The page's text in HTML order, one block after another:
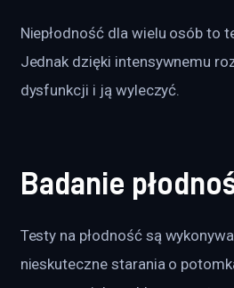
Niepłodność dla wielu osób to
Jednak dzięki intensywnemu
dysfunkcji i ją wyleczyć.
Badanie
Testy na płodność są
nieskuteczne starania o